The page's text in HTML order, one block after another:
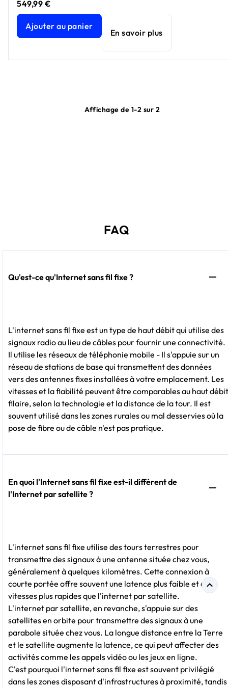
549,99 €
Nighthawk RS600 | Router WiFi 7 Tri Band | 18 Gbit/s
Ajouter au panier
En savoir plus
Affichage de 1-2 sur 2
FAQ
Qu'est-ce qu'Internet sans fil fixe ?
L'internet sans fil fixe est un type de haut débit qui utilise des
signaux radio au lieu de câbles pour fournir une connectivité.
Il utilise les réseaux de téléphonie mobile - Il s'appuie sur un
réseau de stations de base qui transmettent des données
vers des antennes fixes installées à votre emplacement. Les
vitesses et la fiabilité peuvent être comparables au haut débit
filaire, selon la technologie et la distance de la tour. Il est
souvent utilisé dans les zones rurales ou mal desservies où la
pose de fibre ou de câble n'est pas pratique.
En quoi l'Internet sans fil fixe est-il différent de
l'Internet par satellite ?
L'internet sans fil fixe utilise des tours terrestres pour
transmettre des signaux à une antenne située chez vous,
généralement à quelques kilomètres. Cette connexion à
courte portée offre souvent une latence plus faible et des
vitesses plus rapides que l'internet par satellite.
L'internet par satellite, en revanche, s'appuie sur des
satellites en orbite pour transmettre des signaux à une
parabole située chez vous. La longue distance entre la Terre
et le satellite augmente la latence, ce qui peut affecter des
activités comme les appels vidéo ou les jeux en ligne.
C'est pourquoi l'internet sans fil fixe est souvent privilégié
dans les zones disposant d'infrastructures à proximité, tandis